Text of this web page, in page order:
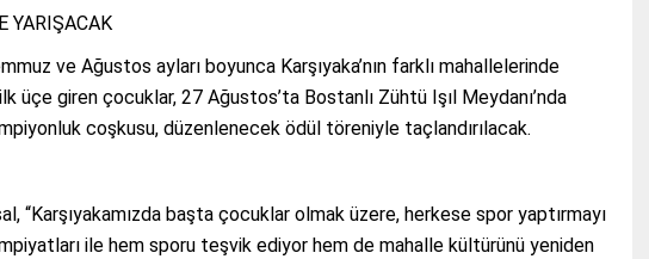
YARIŞACAK
ve Ağustos ayları boyunca Karşıyaka’nın farklı mahallelerinde
üçe giren çocuklar, 27 Ağustos’ta Bostanlı Zühtü Işıl Meydanı’nda
coşkusu, düzenlenecek ödül töreniyle taçlandırılacak.
“Karşıyakamızda başta çocuklar olmak üzere, herkese spor yaptırmayı
ile hem sporu teşvik ediyor hem de mahalle kültürünü yeniden